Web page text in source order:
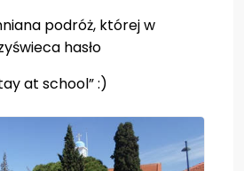
podróż, której w
hasło
at school” :)